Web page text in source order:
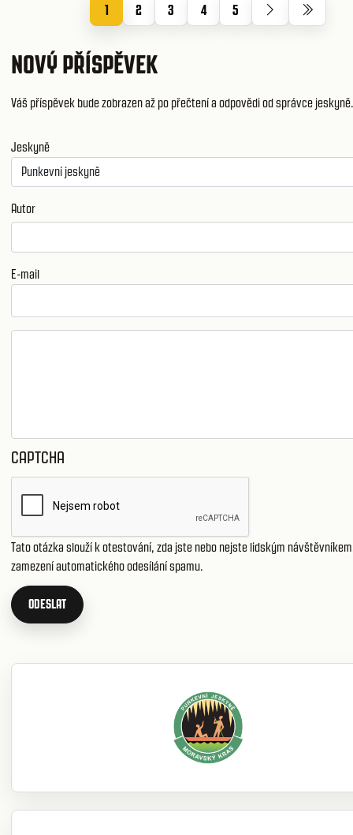
1 2 3 4 5
NOVÝ PŘÍSPĚVEK
Váš příspěvek bude zobrazen až po přečtení a odpovědi od správce
Jeskyně
Autor
E-mail
CAPTCHA
Tato otázka slouží k otestování, zda jste nebo nejste lidským
zamezení automatického odesílání spamu.
ODESLAT